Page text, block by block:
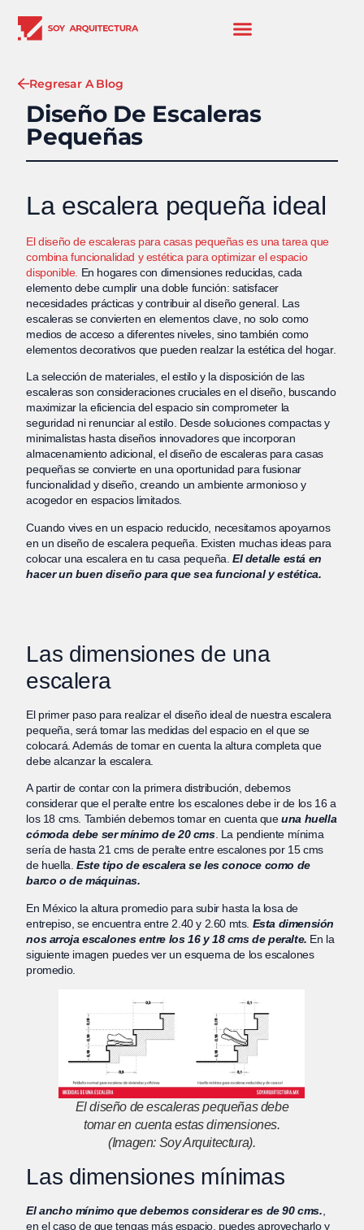
Regresar A Blog
Diseño De Escaleras
Pequeñas
La escalera pequeña ideal
El diseño de escaleras para casas pequeñas es una tarea que
combina funcionalidad y estética para optimizar el espacio
disponible. En hogares con dimensiones reducidas, cada
elemento debe cumplir una doble función: satisfacer
necesidades prácticas y contribuir al diseño general. Las
escaleras se convierten en elementos clave, no solo como
medios de acceso a diferentes niveles, sino también como
elementos decorativos que pueden realzar la estética del hogar.
La selección de materiales, el estilo y la disposición de las
escaleras son consideraciones cruciales en el diseño, buscando
maximizar la eficiencia del espacio sin comprometer la
seguridad ni renunciar al estilo. Desde soluciones compactas y
minimalistas hasta diseños innovadores que incorporan
almacenamiento adicional, el diseño de escaleras para casas
pequeñas se convierte en una oportunidad para fusionar
funcionalidad y diseño, creando un ambiente armonioso y
acogedor en espacios limitados.
Cuando vives en un espacio reducido, necesitamos apoyarnos
en un diseño de escalera pequeña. Existen muchas ideas para
colocar una escalera en tu casa pequeña. El detalle está en
hacer un buen diseño para que sea funcional y estética.
Las dimensiones de una
escalera
El primer paso para realizar el diseño ideal de nuestra escalera
pequeña, será tomar las medidas del espacio en el que se
colocará. Además de tomar en cuenta la altura completa que
debe alcanzar la escalera.
A partir de contar con la primera distribución, debemos
considerar que el peralte entre los escalones debe ir de los 16 a
los 18 cms. También debemos tomar en cuenta queuna huella
cómoda debe ser mínimo de 20 cms. La pendiente mínima
sería de hasta 21 cms de peralte entre escalones por 15 cms
de huella. Este tipo de escalera se les conoce como de
barco o de máquinas.
En México la altura promedio para subir hasta la losa de
entrepiso, se encuentra entre 2.40 y 2.60 mts. Esta dimensión
nos arroja escalones entre los 16 y 18 cms de peralte. En la
siguiente imagen puedes ver un esquema de los escalones
promedio.
El diseño de escaleras pequeñas debe
tomar en cuenta estas dimensiones.
(Imagen: Soy Arquitectura).
Las dimensiones mínimas
El ancho mínimo que debemos considerar es de 90 cms.,
en el caso de que tengas más espacio, puedes aprovecharlo y